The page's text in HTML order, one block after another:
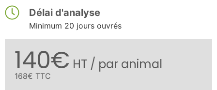
Délai d'analyse
Minimum 20 jours ouvrés
140€ HT / par animal
168€ TTC